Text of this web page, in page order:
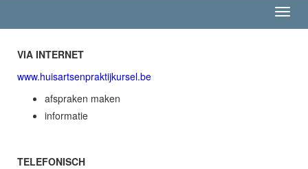
VIA INTERNET
www.huisartsenpraktijkursel.be
afspraken maken
informatie
TELEFONISCH